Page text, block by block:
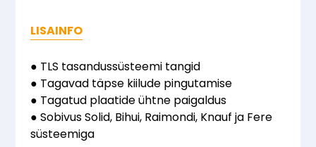
LISAINFO
● TLS tasandussüsteemi tangid
● Tagavad täpse kiilude pingutamise
● Tagatud plaatide ühtne paigaldus
● Sobivus Solid, Bihui, Raimondi, Knauf ja Fere
süsteemiga